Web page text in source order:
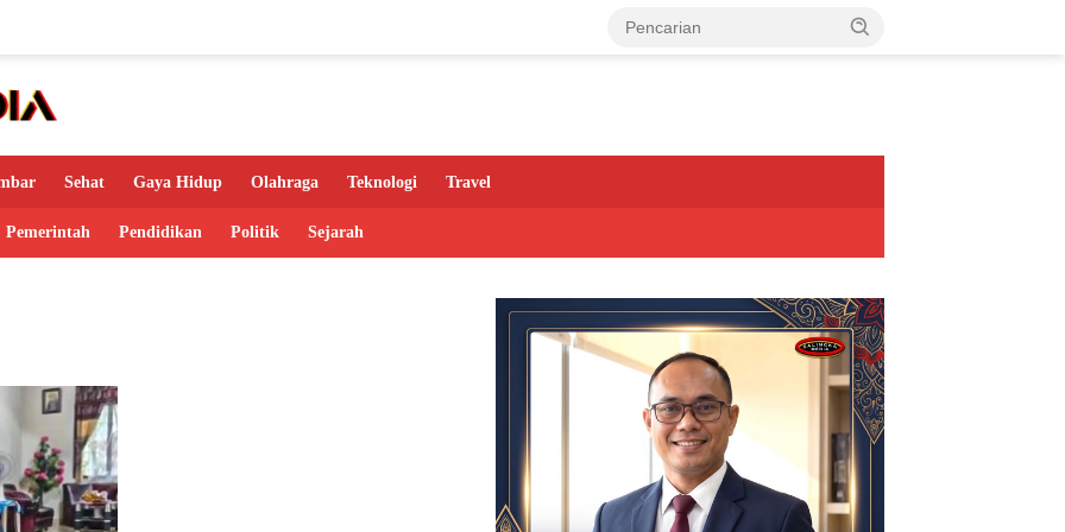
Sehat Gaya Hidup Olahraga Teknologi Travel
Pemerintah Pendidikan Politik Sejarah